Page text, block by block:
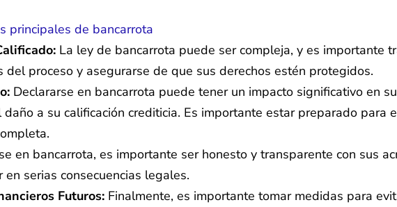
principales de bancarrota
La ley de bancarrota puede ser compleja, y es importante
proceso y asegurarse de que sus derechos estén protegidos.
Declararse en bancarrota puede tener un impacto significativo en
a su calificación crediticia. Es importante estar preparado para
en bancarrota, es importante ser honesto y transparente con sus
serias consecuencias legales.
Futuros: Finalmente, es importante tomar medidas para